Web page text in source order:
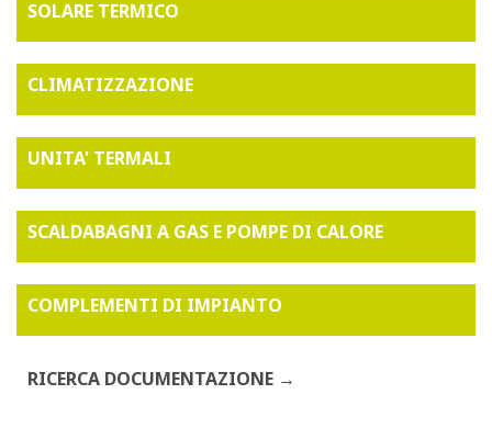
SOLARE TERMICO
CLIMATIZZAZIONE
UNITA' TERMALI
SCALDABAGNI A GAS E POMPE DI CALORE
COMPLEMENTI DI IMPIANTO
RICERCA DOCUMENTAZIONE